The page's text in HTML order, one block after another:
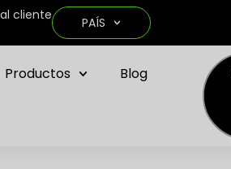
cliente PAÍS
Productos Blog